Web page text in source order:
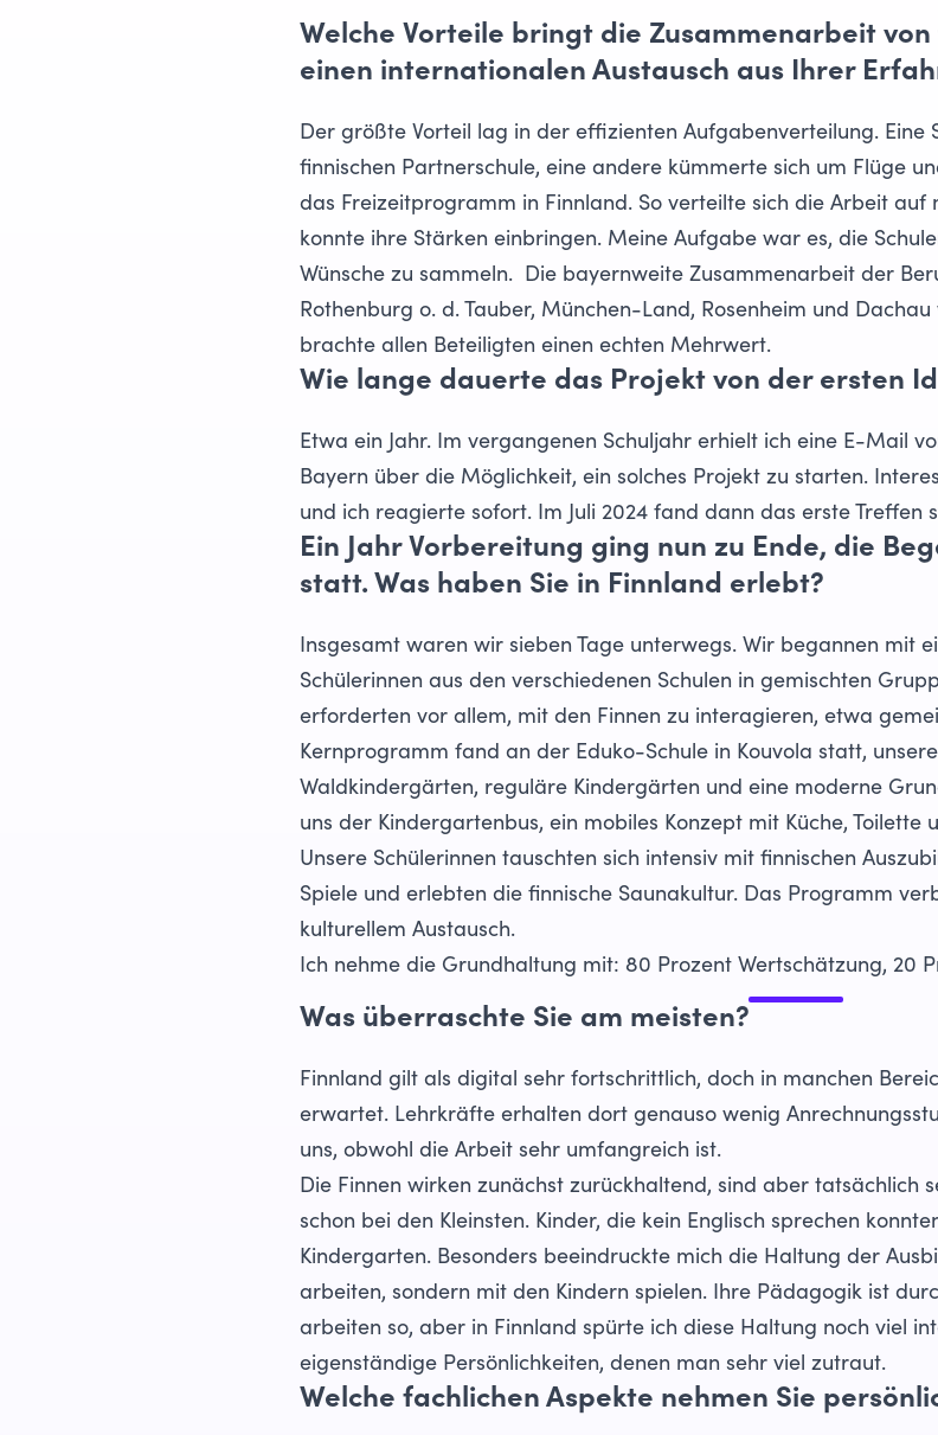
Welche Vorteile bringt die Zusammenarbeit
einen internationalen Austausch aus Ihrer
Der größte Vorteil lag in der effizienten Aufgabenverteilung. Eine
finnischen Partnerschule, eine andere kümmerte sich um Flüge
das Freizeitprogramm in Finnland. So verteilte sich die Arbeit auf
konnte ihre Stärken einbringen. Meine Aufgabe war es, die
Wünsche zu sammeln. Die bayernweite Zusammenarbeit der
Rothenburg o. d. Tauber, München-Land, Rosenheim und
brachte allen Beteiligten einen echten Mehrwert.
Wie lange dauerte das Projekt von der ersten
Etwa ein Jahr. Im vergangenen Schuljahr erhielt ich eine E-Mail
Bayern über die Möglichkeit, ein solches Projekt zu starten.
und ich reagierte sofort. Im Juli 2024 fand dann das erste Treffen
Ein Jahr Vorbereitung ging nun zu Ende, die
statt. Was haben Sie in Finnland erlebt?
Insgesamt waren wir sieben Tage unterwegs. Wir begannen mit
Schülerinnen aus den verschiedenen Schulen in gemischten
erforderten vor allem, mit den Finnen zu interagieren, etwa
Kernprogramm fand an der Eduko-Schule in Kouvola statt,
Waldkindergärten, reguläre Kindergärten und eine moderne
uns der Kindergartenbus, ein mobiles Konzept mit Küche, Toilette
Unsere Schülerinnen tauschten sich intensiv mit finnischen
Spiele und erlebten die finnische Saunakultur. Das Programm
kulturellem Austausch.
Ich nehme die Grundhaltung mit: 80 Prozent Wertschätzung, 20
Was überraschte Sie am meisten?
Finnland gilt als digital sehr fortschrittlich, doch in manchen
erwartet. Lehrkräfte erhalten dort genauso wenig
uns, obwohl die Arbeit sehr umfangreich ist.
Die Finnen wirken zunächst zurückhaltend, sind aber tatsächlich
schon bei den Kleinsten. Kinder, die kein Englisch sprechen
Kindergarten. Besonders beeindruckte mich die Haltung der
arbeiten, sondern mit den Kindern spielen. Ihre Pädagogik ist
arbeiten so, aber in Finnland spürte ich diese Haltung noch viel
eigenständige Persönlichkeiten, denen man sehr viel zutraut.
Welche fachlichen Aspekte nehmen Sie